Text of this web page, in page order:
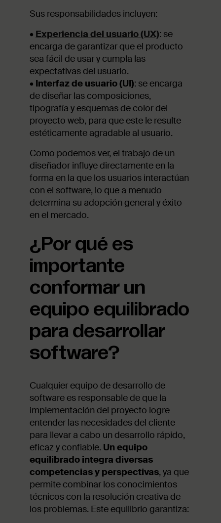
Sus responsabilidades incluyen:
• Experiencia del usuario (UX): se
encarga de garantizar que el producto
sea fácil de usar y cumpla las
expectativas del usuario.
• Interfaz de usuario (UI): se encarga
de diseñar las composiciones,
tipografía y esquemas de color del
proyecto web, para que este le resulte
estéticamente agradable al usuario.
Como podemos ver, el trabajo de un
diseñador influye directamente en la
forma en la que los usuarios interactúan
con el software, lo que a menudo
determina su adopción general y éxito
en el mercado.
¿Por qué es
importante
conformar un
equipo equilibrado
para desarrollar
software?
Cualquier equipo de desarrollo de
software es responsable de que la
implementación del proyecto logre
entender las necesidades del cliente
para llevar a cabo un desarrollo rápido,
eficaz y confiable. Un equipo
equilibrado integra diversas
competencias y perspectivas, ya que
permite combinar los conocimientos
técnicos con la resolución creativa de
los problemas. Este equilibrio garantiza: